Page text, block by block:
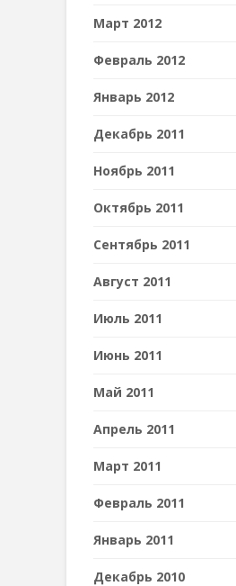
Март 2012
Февраль 2012
Январь 2012
Декабрь 2011
Ноябрь 2011
Октябрь 2011
Сентябрь 2011
Август 2011
Июль 2011
Июнь 2011
Май 2011
Апрель 2011
Март 2011
Февраль 2011
Январь 2011
Декабрь 2010